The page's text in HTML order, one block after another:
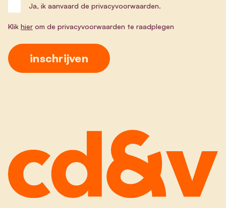
Ja, ik aanvaard de privacyvoorwaarden.
Klik hier om de privacyvoorwaarden te raadplegen